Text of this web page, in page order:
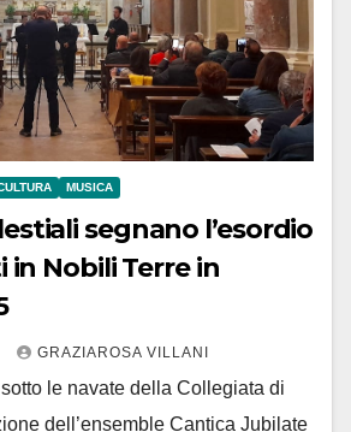
MUSICA
segnano l’esordio
in Nobili Terre in
GRAZIAROSA VILLANI
le navate della Collegiata di
dell’ensemble Cantica Jubilate